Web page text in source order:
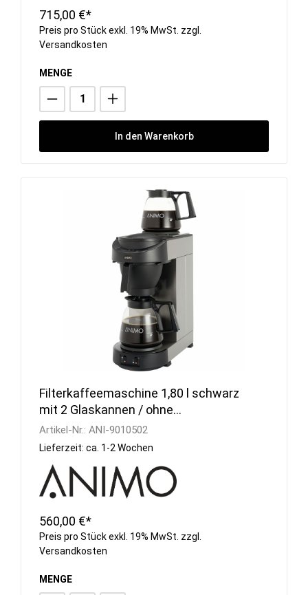
715,00 €*
Preis pro Stück exkl. 19% MwSt. zzgl.
Versandkosten
MENGE
In den Warenkorb
Filterkaffeemaschine 1,80 l schwarz
mit 2 Glaskannen / ohne
Wasseranschluss
Artikel-Nr.: ANI-9010502
Lieferzeit: ca. 1-2 Wochen
560,00 €*
Preis pro Stück exkl. 19% MwSt. zzgl.
Versandkosten
MENGE